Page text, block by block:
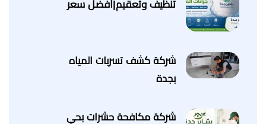
تنظيف وتعقيم|أفضل سعر
شركة كشف تسربات المياه
بجدة
شركة مكافحة حشرات بحي